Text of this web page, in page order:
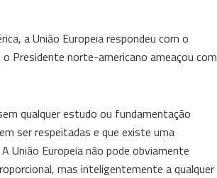
a União Europeia respondeu com o
Presidente norte-americano ameaçou com
qualquer estudo ou fundamentação
ser respeitadas e que existe uma
União Europeia não pode obviamente
mas inteligentemente a qualquer